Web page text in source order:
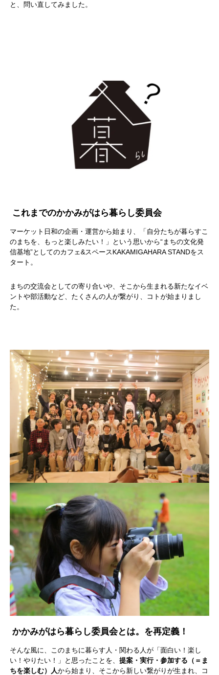
と、問い直してみました。
これまでのかかみがはら暮らし委員会
マーケット日和の企画・運営から始まり、「自分たちが暮らすこ
のまちを、もっと楽しみたい！」という思いから“まちの文化発
信基地”としてのカフェ&スペースKAKAMIGAHARA STANDをス
タート。
まちの交流会としての寄り合いや、そこから生まれる新たなイベ
ントや部活動など、たくさんの人が繋がり、コトが始まりまし
た。
かかみがはら暮らし委員会とは。を再定義！
そんな風に、このまちに暮らす人・関わる人が「面白い！楽し
い！やりたい！」と思ったことを、 提案・実行・参加する（＝ま
ちを楽しむ）人から始まり、そこから新しい繋がりが生まれ、コ